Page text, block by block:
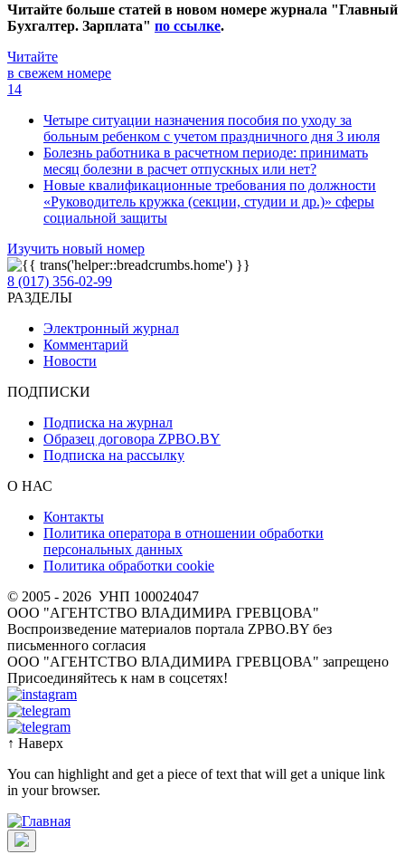
Читайте больше статей в новом номере журнала "Главный
Бухгалтер. Зарплата" по ссылке.
Читайте
в свежем номере
14
Четыре ситуации назначения пособия по уходу за
больным ребенком с учетом праздничного дня 3 июля
Болезнь работника в расчетном периоде: принимать
месяц болезни в расчет отпускных или нет?
Новые квалификационные требования по должности
«Руководитель кружка (секции, студии и др.)» сферы
социальной защиты
Изучить новый номер
8 (017) 356-02-99
РАЗДЕЛЫ
Электронный журнал
Комментарий
Новости
ПОДПИСКИ
Подписка на журнал
Образец договора ZPBO.BY
Подписка на рассылку
О НАС
Контакты
Политика оператора в отношении обработки
персональных данных
Политика обработки cookie
© 2005 - 2026 УНП 100024047
ООО "АГЕНТСТВО ВЛАДИМИРА ГРЕВЦОВА"
Воспроизведение материалов портала ZPBO.BY без
письменного согласия
OOO "АГЕНТСТВО ВЛАДИМИРА ГРЕВЦОВА" запрещено
Присоединяйтесь к нам в соцсетях!
↑ Наверх
You can highlight and get a piece of text that will get a unique link
in your browser.